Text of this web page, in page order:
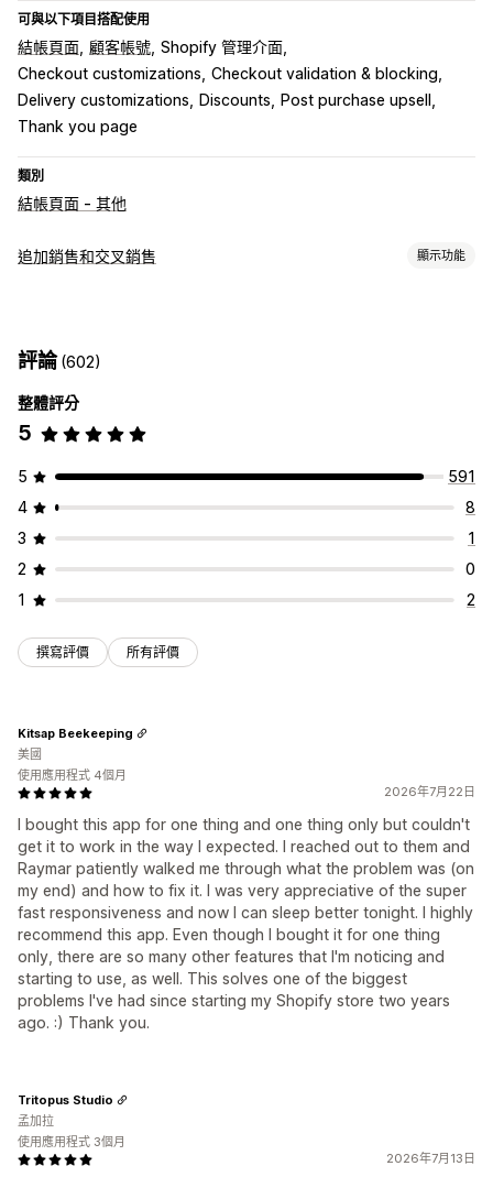
可與以下項目搭配使用
結帳頁面 顧客帳號 Shopify 管理介面
Checkout customizations Checkout validation & blocking
Delivery customizations
Discounts
Post purchase upsell
Thank you page
類別
結帳頁面 - 其他
追加銷售和交叉銷售 顯示功能
彈出式視窗
多國語言
銷售內容和建議
分析
點閱率
評論(602)
整體評分
5
5
591
4
8
3
1
2
0
1
2
撰寫評價 所有評價
2026年7月22日
I bought this app for one thing and one thing only but couldn't
get it to work in the way I expected. I reached out to them and
Raymar patiently walked me through what the problem was (on
my end) and how to fix it. I was very appreciative of the super
fast responsiveness and now I can sleep better tonight. I highly
recommend this app. Even though I bought it for one thing
only, there are so many other features that I'm noticing and
starting to use, as well. This solves one of the biggest
problems I've had since starting my Shopify store two years
ago. :) Thank you.
Kitsap Beekeeping
美國
使用應用程式 4個月
2026年7月13日
Tritopus Studio
孟加拉
使用應用程式 3個月